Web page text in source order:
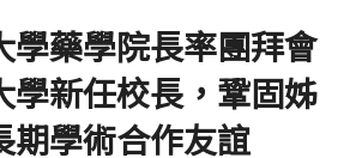
學藥學院長率團拜會
學新任校長，鞏固姊
期學術合作友誼